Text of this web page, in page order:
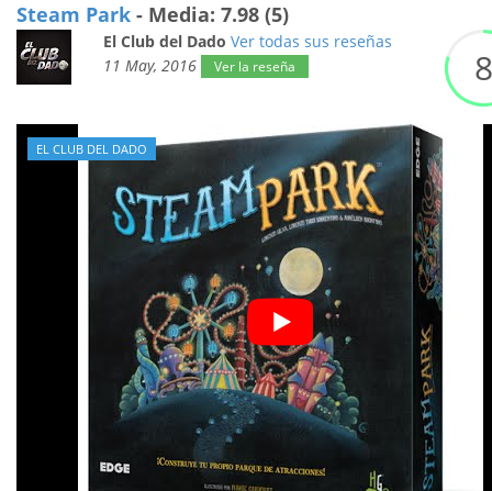
Steam Park - Media: 7.98 (5)
El Club del Dado Ver todas sus reseñas
11 May, 2016
Ver la reseña 8
EL CLUB DEL DADO